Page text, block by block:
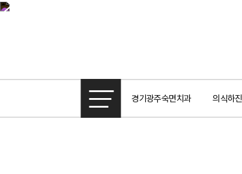
경기광주숙면치과 의식하